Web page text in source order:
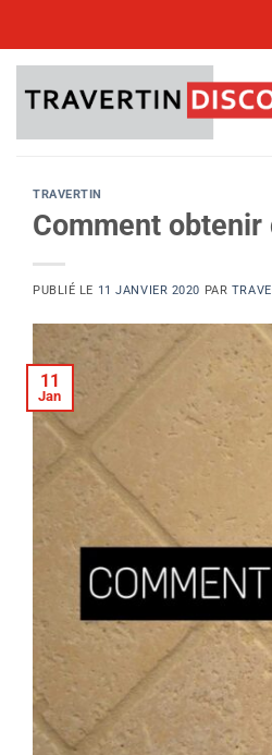
contenu
TRAVERTIN
Comment
PUBLIÉ LE 11 JANVIER 2020 PAR
11
Jan